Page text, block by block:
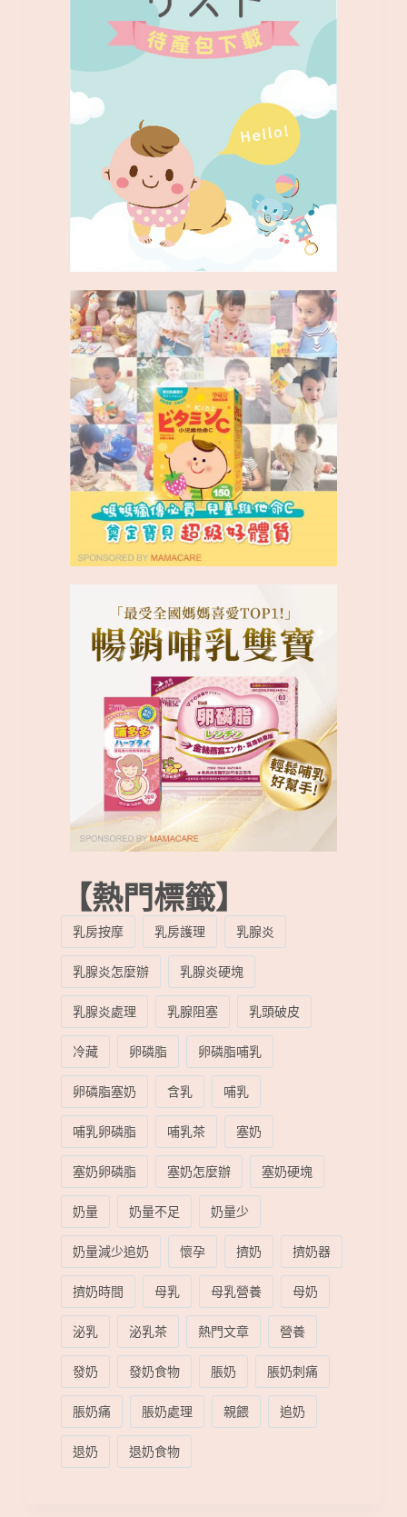
【熱門標籤】
乳房按摩 乳房護理
乳腺炎
乳腺炎怎麼辦
乳腺炎硬塊
乳腺炎處理
乳腺阻塞
乳頭破皮
冷藏
卵磷脂
卵磷脂哺乳
卵磷脂塞奶
含乳
哺乳
哺乳卵磷脂
哺乳茶
塞奶
塞奶卵磷脂
塞奶怎麼辦
塞奶硬塊
奶量
奶量不足
奶量少
奶量減少追奶
懷孕 擠奶
擠奶器
擠奶時間
母乳 母乳營養
母奶
泌乳
泌乳茶 熱門文章
營養
發奶
發奶食物 脹奶
脹奶刺痛
脹奶痛
脹奶處理 親餵
追奶
退奶
退奶食物